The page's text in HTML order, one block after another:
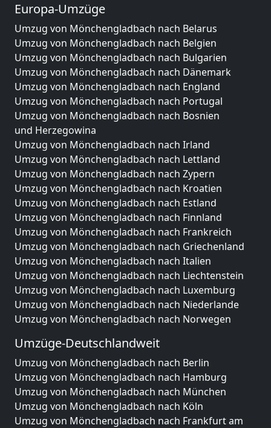
Europa-Umzüge
Umzug von Mönchengladbach nach Belarus
Umzug von Mönchengladbach nach Belgien
Umzug von Mönchengladbach nach Bulgarien
Umzug von Mönchengladbach nach Dänemark
Umzug von Mönchengladbach nach England
Umzug von Mönchengladbach nach Portugal
Umzug von Mönchengladbach nach Bosnien
und Herzegowina
Umzug von Mönchengladbach nach Irland
Umzug von Mönchengladbach nach Lettland
Umzug von Mönchengladbach nach Zypern
Umzug von Mönchengladbach nach Kroatien
Umzug von Mönchengladbach nach Estland
Umzug von Mönchengladbach nach Finnland
Umzug von Mönchengladbach nach Frankreich
Umzug von Mönchengladbach nach Griechenland
Umzug von Mönchengladbach nach Italien
Umzug von Mönchengladbach nach Liechtenstein
Umzug von Mönchengladbach nach Luxemburg
Umzug von Mönchengladbach nach Niederlande
Umzug von Mönchengladbach nach Norwegen
Umzüge-Deutschlandweit
Umzug von Mönchengladbach nach Berlin
Umzug von Mönchengladbach nach Hamburg
Umzug von Mönchengladbach nach München
Umzug von Mönchengladbach nach Köln
Umzug von Mönchengladbach nach Frankfurt am